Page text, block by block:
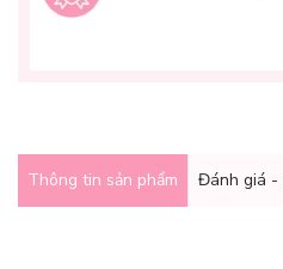
Thông tin sản phẩm Đánh giá -